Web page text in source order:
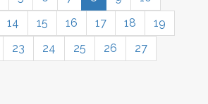
14 15 16 17 18
19
23 24 25 26
27